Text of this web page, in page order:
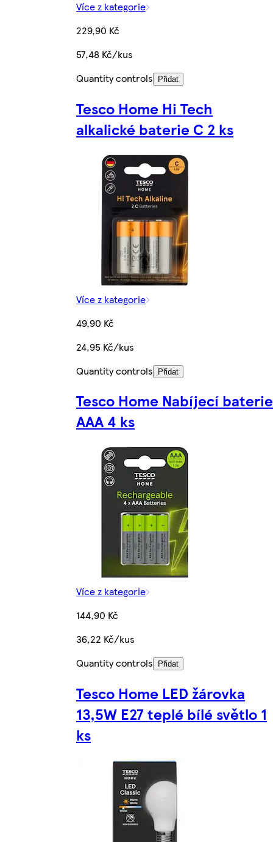
Více z kategorie
229,90 Kč
57,48 Kč/kus
Quantity controls
Přidat
Tesco Home Hi Tech
alkalické baterie C 2 ks
Více z kategorie
49,90 Kč
24,95 Kč/kus
Quantity controls
Přidat
Tesco Home Nabíjecí baterie
AAA 4 ks
Více z kategorie
144,90 Kč
36,22 Kč/kus
Quantity controls
Přidat
Tesco Home LED žárovka
13,5W E27 teplé bílé světlo 1
ks